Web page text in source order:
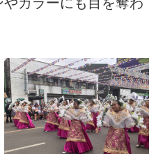
カラーにも目を奪わ